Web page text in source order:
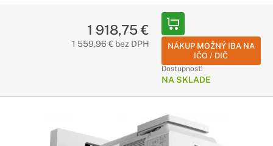
1 918,75 €
1 559,96 € bez DPH
NÁKUP MOŽNÝ IBA NA
IČO / DIČ
Dostupnosť:
NA SKLADE